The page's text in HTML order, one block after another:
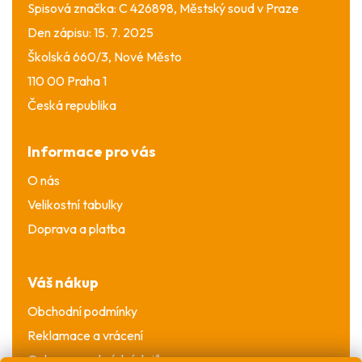
Spisová značka: C 426898, Městský soud v Praze
Den zápisu: 15. 7. 2025
Školská 660/3, Nové Město
110 00 Praha 1
Česká republika
Informace pro vás
O nás
Velikostní tabulky
Doprava a platba
Váš nákup
Obchodní podmínky
Reklamace a vrácení